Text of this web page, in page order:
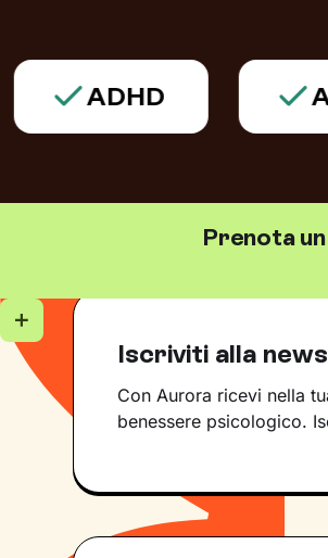
ADHD
Prenota
Iscriviti alla
Con Aurora ricevi nella
benessere psicologico.